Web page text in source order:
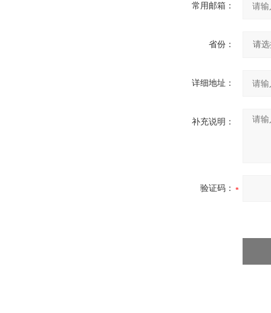
常用邮箱：
省份：
详细地址：
补充说明：
验证码：